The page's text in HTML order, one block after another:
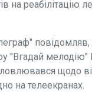
на реабілітацію
"Вгадай мелодію"
щодо
на телеекранах.